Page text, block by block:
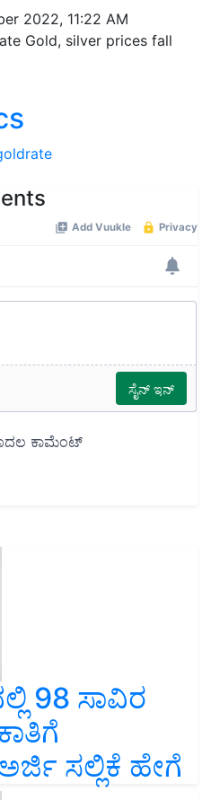
2022, 11:22 AM
Gold, silver prices fall
98 ಸಾವಿರ
ಸಲ್ಲಿಕೆ ಹೇಗೆ